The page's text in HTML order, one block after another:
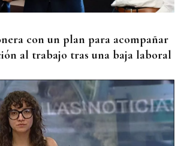
en Aquis Querquennis
con un plan para acompañar
al trabajo tras una baja laboral